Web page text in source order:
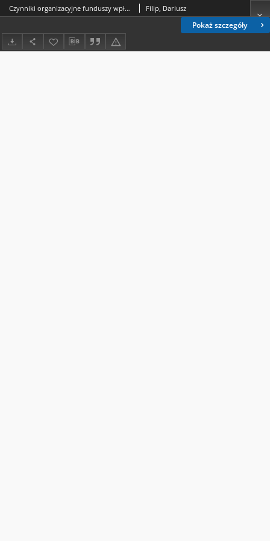
Pokaż szczegóły
Czynniki organizacyjne funduszy wpływające na poziom ryzyka inwestycyjnego Filip, Dariusz